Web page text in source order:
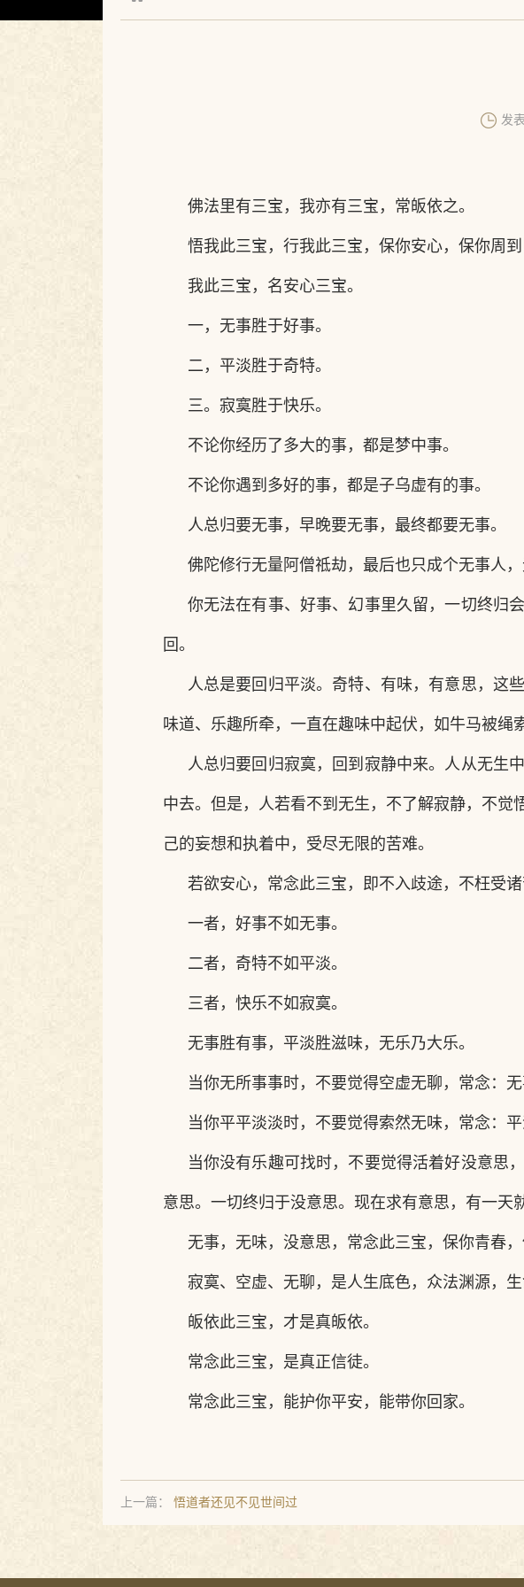
发
佛法里有三宝，我亦有三宝，常皈依之。
悟我此三宝，行我此三宝，保你安心，保你周到
我此三宝，名安心三宝。
一，无事胜于好事。
二，平淡胜于奇特。
三。寂寞胜于快乐。
不论你经历了多大的事，都是梦中事。
不论你遇到多好的事，都是子乌虚有的事。
人总归要无事，早晚要无事，最终都要无事。
佛陀修行无量阿僧祗劫，最后也只成个无事人
你无法在有事、好事、幻事里久留，一切终归
回。
人总是要回归平淡。奇特、有味，有意思，这
味道、乐趣所牵，一直在趣味中起伏，如牛马被绳
人总归要回归寂寞，回到寂静中来。人从无生
中去。但是，人若看不到无生，不了解寂静，不觉
己的妄想和执着中，受尽无限的苦难。
若欲安心，常念此三宝，即不入歧途，不枉受诸
一者，好事不如无事。
二者，奇特不如平淡。
三者，快乐不如寂寞。
无事胜有事，平淡胜滋味，无乐乃大乐。
当你无所事事时，不要觉得空虚无聊，常念：无
当你平平淡淡时，不要觉得索然无味，常念：平
当你没有乐趣可找时，不要觉得活着好没意思
意思。一切终归于没意思。现在求有意思，有一天
无事，无味，没意思，常念此三宝，保你青春，
寂寞、空虚、无聊，是人生底色，众法渊源，
皈依此三宝，才是真皈依。
常念此三宝，是真正信徒。
常念此三宝，能护你平安，能带你回家。
上一篇： 悟道者还见不见世间过